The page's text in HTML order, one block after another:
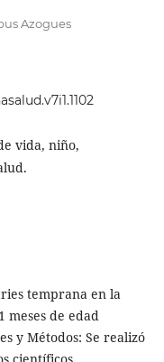
Azogues
vida, niño,
temprana en la
meses de edad
y Métodos: Se realizó